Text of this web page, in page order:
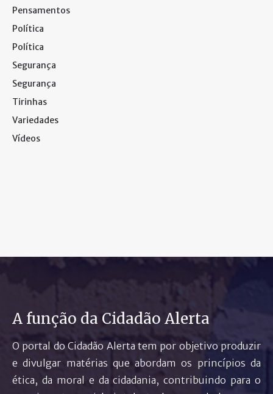
Pensamentos
Política
Política
Segurança
Segurança
Tirinhas
Variedades
Vídeos
A função da Cidadão Alerta
O portal do Cidadão Alerta tem por objetivo produzir
e divulgar matérias que abordam os princípios da
ética, da moral e da cidadania, contribuindo para o